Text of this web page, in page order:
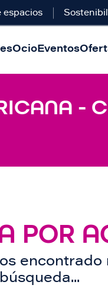
espacios
OcioEventos
-
POR
encontrado